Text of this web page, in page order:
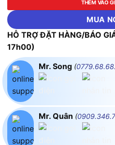
THÊM VÀO
MUA
HỖ TRỢ ĐẶT HÀNG/BÁO
17h00)
Mr. Song (
Mr. Quân (